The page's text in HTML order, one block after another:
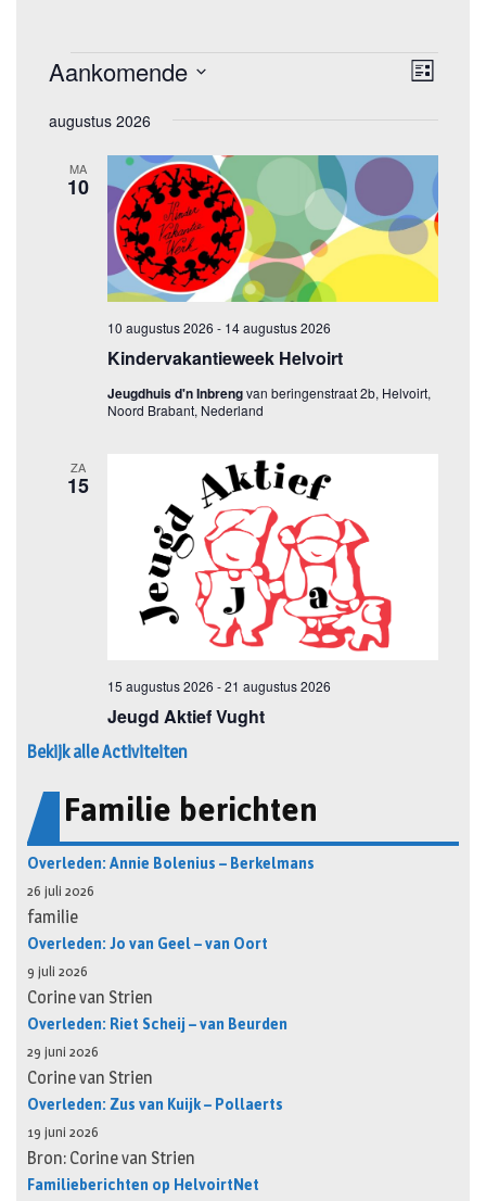
Bekijk alle Activiteiten
Familie berichten
Overleden: Annie Bolenius – Berkelmans
26 juli 2026
familie
Overleden: Jo van Geel – van Oort
9 juli 2026
Corine van Strien
Overleden: Riet Scheij – van Beurden
29 juni 2026
Corine van Strien
Overleden: Zus van Kuijk – Pollaerts
19 juni 2026
Bron: Corine van Strien
Familieberichten op HelvoirtNet